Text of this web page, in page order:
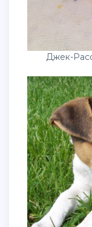
Джек-